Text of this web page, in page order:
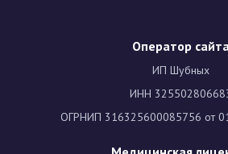
Оператор
ИП Шубных
ИНН
ОГРНИП 316325600085756 от